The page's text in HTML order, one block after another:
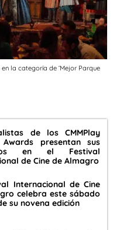
la categoría de ‘Mejor Parque
de los CMMPlay
presentan sus
en el Festival
de Cine de Almagro
Internacional de Cine
celebra este sábado
su novena edición